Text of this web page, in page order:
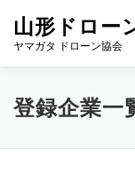
山形ドロー
ヤマガタ ドローン協会
協会概要 活
登録企業一